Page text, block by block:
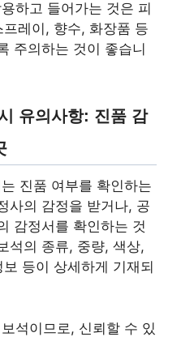
하고 들어가는 것은 피
레이, 향수, 화장품 등
주의하는 것이 좋습니
유의사항: 진품 감
진품 여부를 확인하는
사의 감정을 받거나, 공
감정서를 확인하는 것
석의 종류, 중량, 색상,
등이 상세하게 기재되
석이므로, 신뢰할 수 있